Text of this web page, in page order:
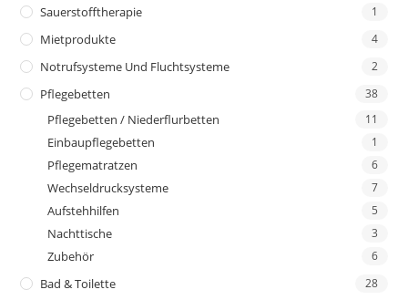
Sauerstofftherapie 1
Mietprodukte 4
Notrufsysteme Und Fluchtsysteme 2
Pflegebetten 38
Pflegebetten / Niederflurbetten 11
Einbaupflegebetten 1
Pflegematratzen 6
Wechseldrucksysteme 7
Aufstehhilfen 5
Nachttische 3
Zubehör 6
Bad & Toilette 28